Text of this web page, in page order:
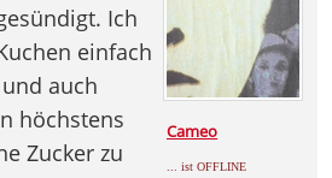
Cameo
... ist OFFLINE
Ich
einfach
auch
höchstens
Zucker zu